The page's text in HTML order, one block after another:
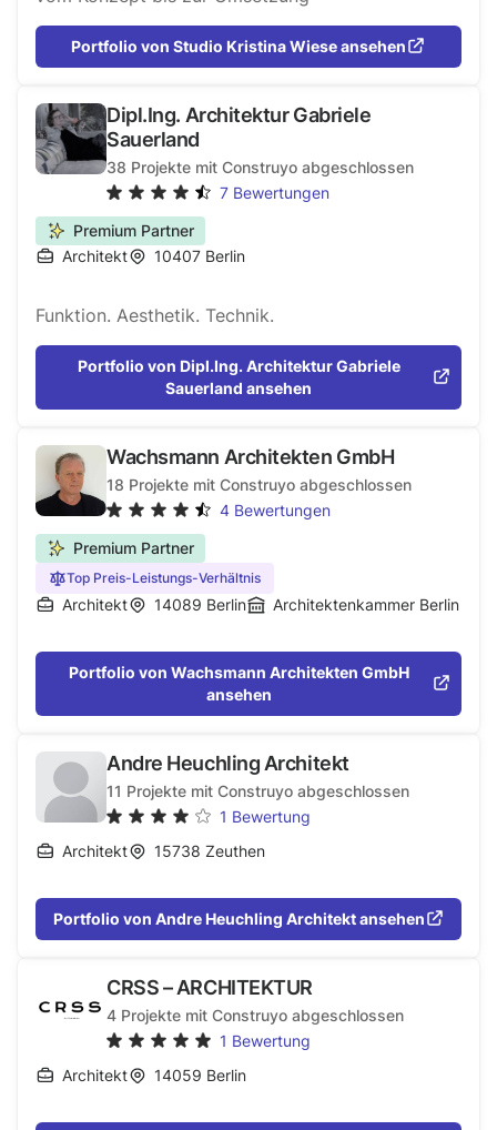
Portfolio von Studio Kristina Wiese ansehen
Dipl.Ing. Architektur Gabriele
Sauerland
38 Projekte mit Construyo abgeschlossen
7 Bewertungen
Premium Partner
Architekt
10407 Berlin
Funktion. Aesthetik. Technik.
Portfolio von Dipl.Ing. Architektur Gabriele
Sauerland ansehen
Wachsmann Architekten GmbH
18 Projekte mit Construyo abgeschlossen
4 Bewertungen
Premium Partner
Top Preis-Leistungs-Verhältnis
Architekt 14089 Berlin Architektenkammer Berlin
Portfolio von Wachsmann Architekten GmbH
ansehen
Andre Heuchling Architekt
11 Projekte mit Construyo abgeschlossen
1 Bewertung
Architekt
15738 Zeuthen
Portfolio von Andre Heuchling Architekt ansehen
CRSS – ARCHITEKTUR
4 Projekte mit Construyo abgeschlossen
1 Bewertung
Architekt
14059 Berlin